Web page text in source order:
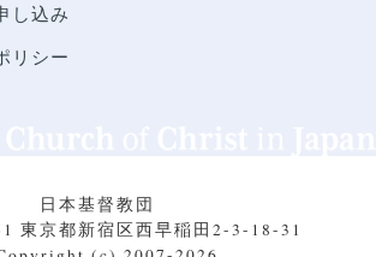
し込み
リシー
日本基督教団
東京都新宿区西早稲田2-3-18-31